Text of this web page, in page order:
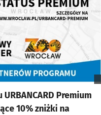
Premium
10% zniżki na